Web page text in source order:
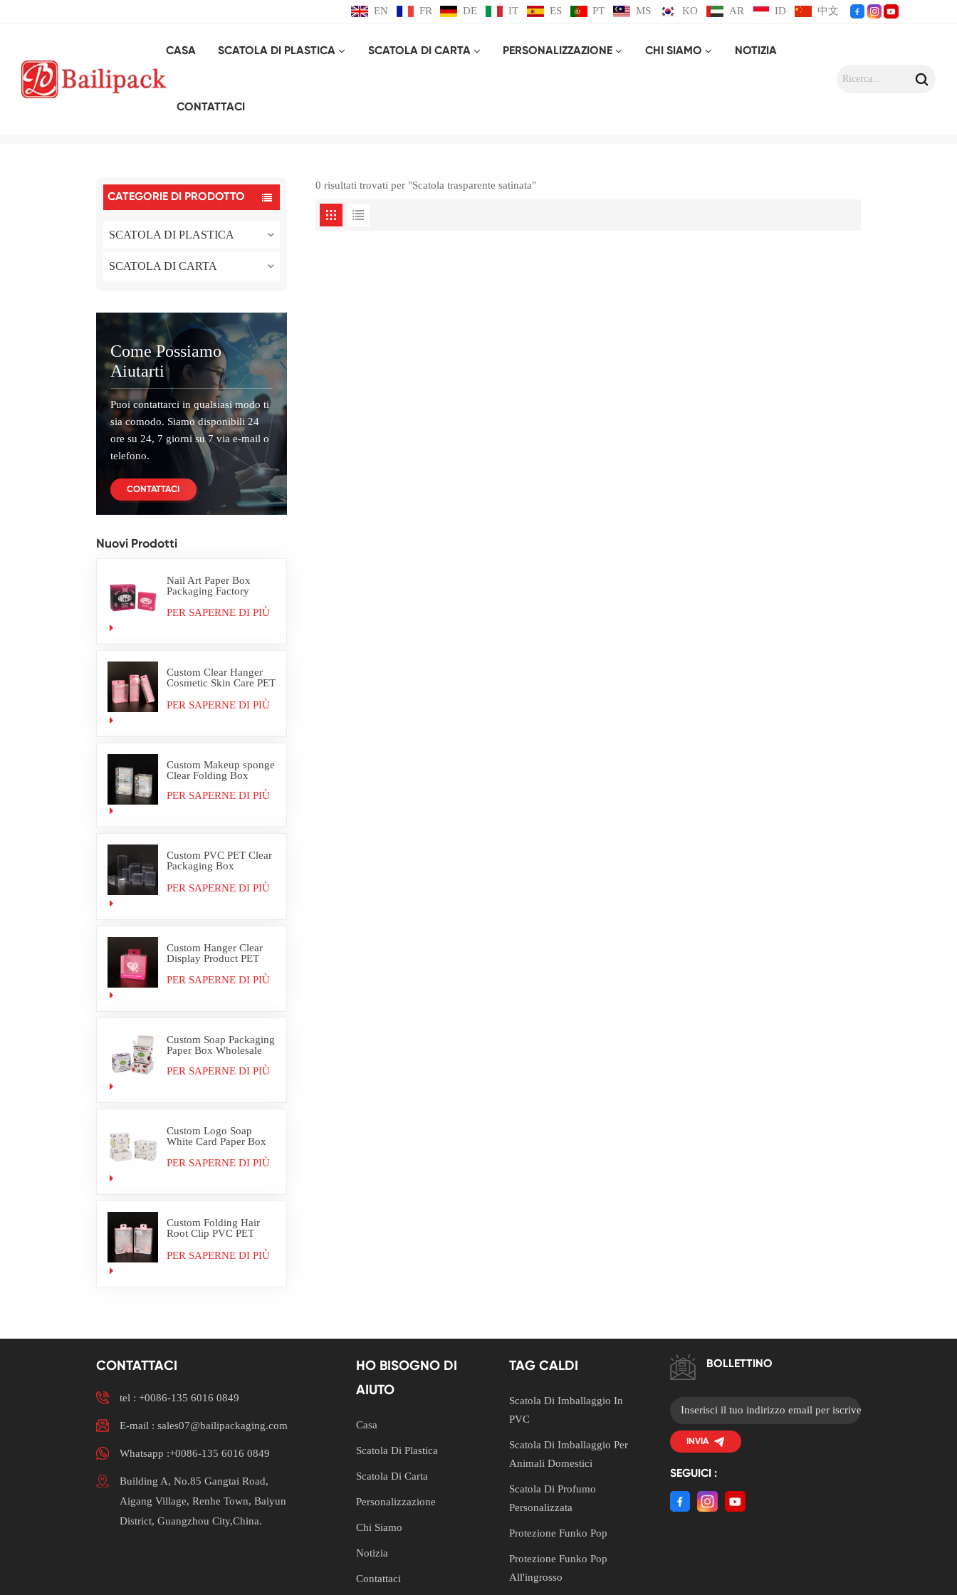
EN FR DE IT ES PT MS KO AR ID 中文
CASA SCATOLA DI PLASTICA SCATOLA DI CARTA PERSONALIZZAZIONE CHI SIAMO NOTIZIA
CONTATTACI
CATEGORIE DI PRODOTTO
SCATOLA DI PLASTICA
SCATOLA DI CARTA
Come Possiamo
Aiutarti
Puoi contattarci in qualsiasi modo ti
sia comodo. Siamo disponibili 24
ore su 24, 7 giorni su 7 via e-mail o
telefono.
CONTATTACI
Nuovi Prodotti
Nail Art Paper Box
Packaging Factory
PER SAPERNE DI PIÙ
Custom Clear Hanger
Cosmetic Skin Care PET
PER SAPERNE DI PIÙ
Custom Makeup sponge
Clear Folding Box
PER SAPERNE DI PIÙ
Custom PVC PET Clear
Packaging Box
PER SAPERNE DI PIÙ
Custom Hanger Clear
Display Product PET
PER SAPERNE DI PIÙ
Custom Soap Packaging
Paper Box Wholesale
PER SAPERNE DI PIÙ
Custom Logo Soap
White Card Paper Box
PER SAPERNE DI PIÙ
Custom Folding Hair
Root Clip PVC PET
PER SAPERNE DI PIÙ
0 risultati trovati per "Scatola trasparente satinata"
CONTATTACI
tel : +0086-135 6016 0849
E-mail : sales07@bailipackaging.com
Whatsapp :+0086-135 6016 0849
Building A, No.85 Gangtai Road,
Aigang Village, Renhe Town, Baiyun
District, Guangzhou City,China.
HO BISOGNO DI
AIUTO
Casa
Scatola Di Plastica
Scatola Di Carta
Personalizzazione
Chi Siamo
Notizia
Contattaci
TAG CALDI
Scatola Di Imballaggio In
PVC
Scatola Di Imballaggio Per
Animali Domestici
Scatola Di Profumo
Personalizzata
Protezione Funko Pop
Protezione Funko Pop
All'ingrosso
BOLLETTINO
INVIA
SEGUICI :